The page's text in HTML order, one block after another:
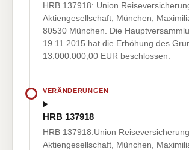
HRB 137918: Union
Aktiengesellschaft, München,
80530 München. Die
19.11.2015 hat die Erhöhung des
13.000.000,00 EUR beschlossen.
VERÄNDERUNGEN
HRB 137918
HRB 137918:Union Reiseversicherung
Aktiengesellschaft, München,